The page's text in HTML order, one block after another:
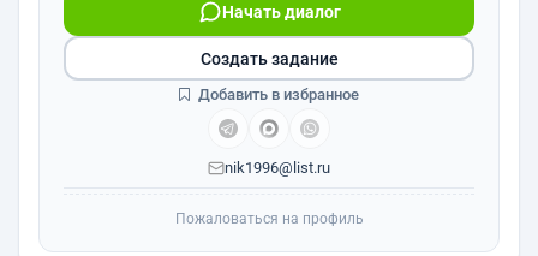
Начать диалог
nik1996@list.ru
Создать задание
Добавить в избранное
Пожаловаться на профиль